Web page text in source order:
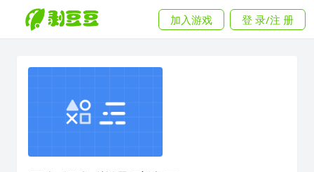
加入游戏 登 录/注 册